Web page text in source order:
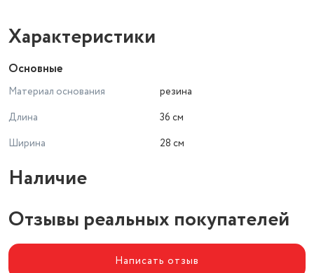
Характеристики
Основные
Материал основания
резина
Длина
36 см
Ширина
28 см
Наличие
Отзывы реальных покупателей
Написать отзыв